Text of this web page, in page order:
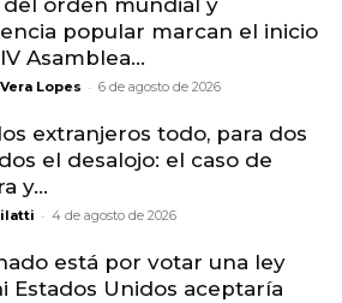
del orden mundial y
popular marcan el inicio
Asamblea...
Lopes - 6 de agosto de 2026
extranjeros todo, para dos
el desalojo: el caso de
y...
- 4 de agosto de 2026
está por votar una ley
Estados Unidos aceptaría